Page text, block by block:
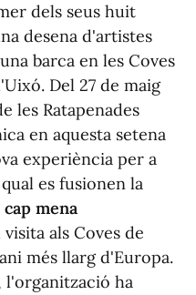
dels seus huit
desena d'artistes
barca en les Coves
Del 27 de maig
les Ratapenades
en aquesta setena
experiència per a
es fusionen la
mena
als Coves de
més llarg d'Europa.
l'organització ha